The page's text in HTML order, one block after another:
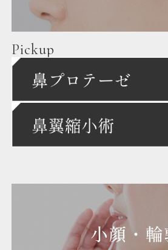
Pickup